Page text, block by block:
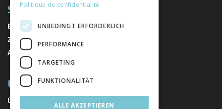
SITEMAP
BÜCHER
ZEITSCHRIFTEN
AUTOREN
ÜBER UNS
ÜBER UNS
Politique de confidentialité
UNBEDINGT ERFORDERLICH
PERFORMANCE
TARGETING
FUNKTIONALITÄT
ALLE AKZEPTIEREN